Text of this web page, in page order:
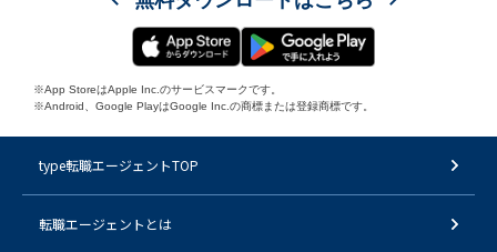
※App StoreはApple Inc.のサービスマークです。
※Android、Google PlayはGoogle Inc.の商標または登録商標です。
type転職エージェントTOP
転職エージェントとは